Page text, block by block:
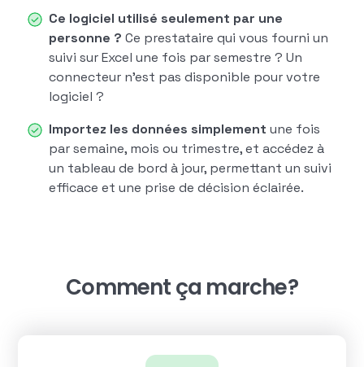
Ce logiciel utilisé seulement par une
personne ? Ce prestataire qui vous fourni un
suivi sur Excel une fois par semestre ? Un
connecteur n'est pas disponible pour votre
logiciel ?
Importez les données simplement une fois
par semaine, mois ou trimestre, et accédez à
un tableau de bord à jour, permettant un suivi
efficace et une prise de décision éclairée.
Comment ça marche?